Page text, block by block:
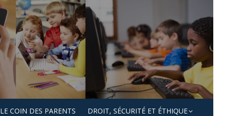
LE COIN DES PARENTS DROIT, SÉCURITÉ ET ÉTHIQUE